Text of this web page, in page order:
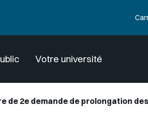
Votre université
de 2e demande de prolongation